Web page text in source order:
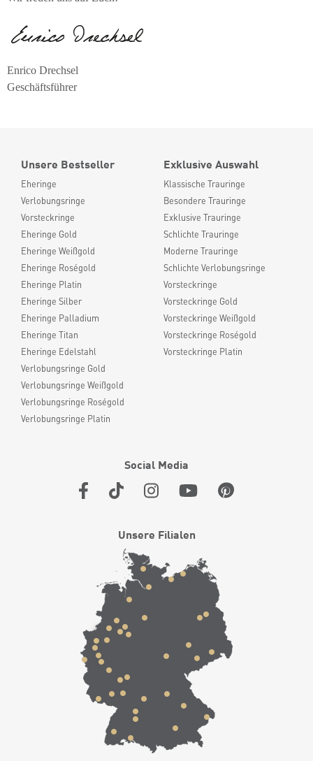
Enrico Drechsel
Geschäftsführer
Unsere Bestseller
Eheringe
Verlobungsringe
Vorsteckringe
Eheringe Gold
Eheringe Weißgold
Eheringe Roségold
Eheringe Platin
Eheringe Silber
Eheringe Palladium
Eheringe Titan
Eheringe Edelstahl
Verlobungsringe Gold
Verlobungsringe Weißgold
Verlobungsringe Roségold
Verlobungsringe Platin
Exklusive Auswahl
Klassische Trauringe
Besondere Trauringe
Exklusive Trauringe
Schlichte Trauringe
Moderne Trauringe
Schlichte Verlobungsringe
Vorsteckringe
Vorsteckringe Gold
Vorsteckringe Weißgold
Vorsteckringe Roségold
Vorsteckringe Platin
Social Media
Unsere Filialen